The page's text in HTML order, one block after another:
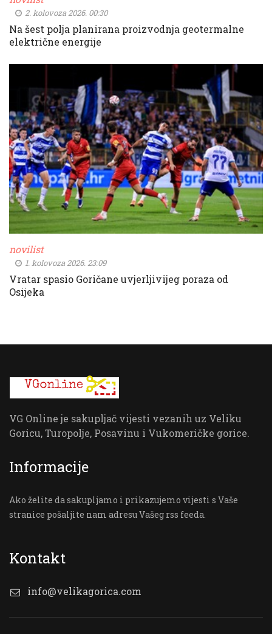
2. kolovoza 2026. 00:30
Na šest polja planirana proizvodnja geotermalne
električne energije
novilist
1. kolovoza 2026. 23:09
Vratar spasio Goričane uvjerljivijeg poraza od
Osijeka
VG Online je sakupljač vijesti vezanih uz Veliku
Goricu, Turopolje, Posavinu i Vukomeričke gorice.
Informacije
Ako želite da sakupljamo i prikazujemo vijesti s Vaše
stranice pošaljite nam adresu Vašeg rss feeda.
Kontakt
info@velikagorica.com